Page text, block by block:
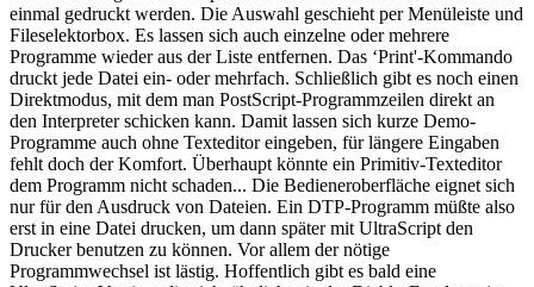
einmal gedruckt werden. Die Auswahl geschieht per Menüleiste und
Fileselektorbox. Es lassen sich auch einzelne oder mehrere
Programme wieder aus der Liste entfernen. Das ‘Print'-Kommando
druckt jede Datei ein- oder mehrfach. Schließlich gibt es noch einen
Direktmodus, mit dem man PostScript-Programmzeilen direkt an
den Interpreter schicken kann. Damit lassen sich kurze Demo-
Programme auch ohne Texteditor eingeben, für längere Eingaben
fehlt doch der Komfort. Überhaupt könnte ein Primitiv-Texteditor
dem Programm nicht schaden... Die Bedieneroberfläche eignet sich
nur für den Ausdruck von Dateien. Ein DTP-Programm müßte also
erst in eine Datei drucken, um dann später mit UltraScript den
Drucker benutzen zu können. Vor allem der nötige
Programmwechsel ist lästig. Hoffentlich gibt es bald eine